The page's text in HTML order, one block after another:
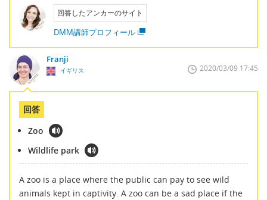
回答したアンカーのサイト
DMM講師プロフィール
Franji
イギリス 2020/03/09 17:45
回答
Zoo
Wildlife park
A zoo is a place where the public can pay to see wild
animals kept in captivity. A zoo can be a sad place if the